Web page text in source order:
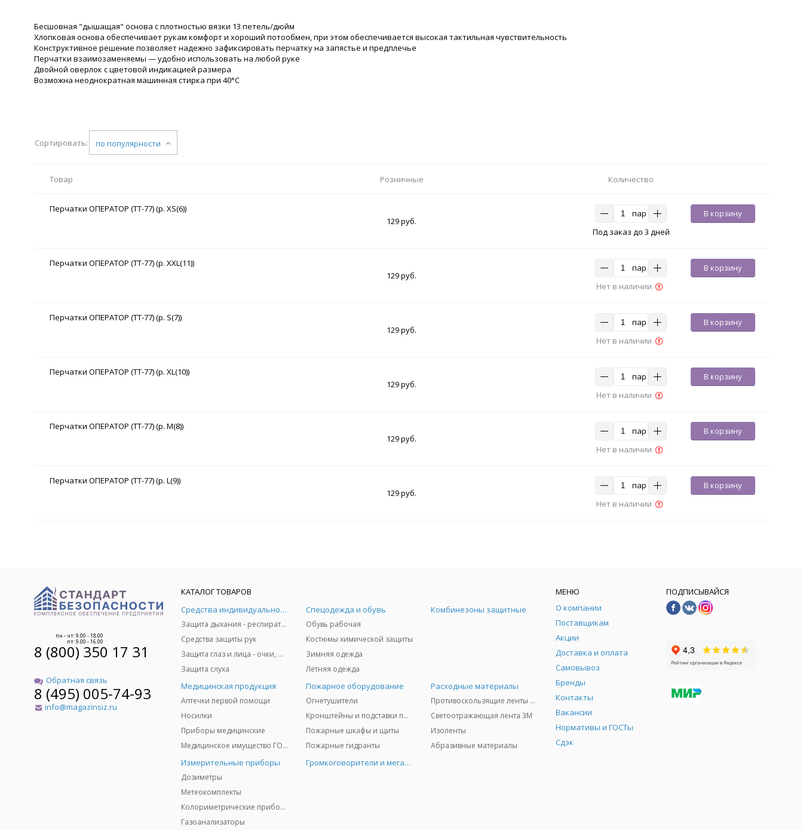
Бесшовная "дышащая" основа с плотностью вязки 13 петель/дюйм
Хлопковая основа обеспечивает рукам комфорт и хороший потообмен, при этом обеспечивается высокая тактильная чувствительность
Конструктивное решение позволяет надежно зафиксировать перчатку на запястье и предплечье
Перчатки взаимозаменяемы — удобно использовать на любой руке
Двойной оверлок с цветовой индикацией размера
Возможна неоднократная машинная стирка при 40°С
Сортировать: по популярности
Товар Розничные Количество
Перчатки ОПЕРАТОР (TT-77) (р. XS(6))
129 руб.
пар
В корзину
Под заказ до 3 дней
Перчатки ОПЕРАТОР (TT-77) (р. XXL(11))
129 руб.
пар
В корзину
Нет в наличии
Перчатки ОПЕРАТОР (TT-77) (р. S(7))
129 руб.
пар
В корзину
Нет в наличии
Перчатки ОПЕРАТОР (TT-77) (р. XL(10))
129 руб.
пар
В корзину
Нет в наличии
Перчатки ОПЕРАТОР (TT-77) (р. M(8))
129 руб.
пар
В корзину
Нет в наличии
Перчатки ОПЕРАТОР (TT-77) (р. L(9))
129 руб.
пар
В корзину
Нет в наличии
пн - чт: 9.00 - 18.00
пт: 9.00 - 16.00
8 (800) 350 17 31
Обратная связь
8 (495) 005-74-93
info@magazinsiz.ru
КАТАЛОГ ТОВАРОВ
Средства индивидуальной защиты
Защита дыхания - респираторы, противогазы, фильтры, дозиметры
Средства защиты рук
Защита глаз и лица - очки, щитки
Защита слуха
Спецодежда и обувь
Обувь рабочая
Костюмы химической защиты
Зимняя одежда
Летняя одежда
Комбинезоны защитные
Медицинская продукция
Аптечки первой помощи
Носилки
Приборы медицинские
Медицинское имущество ГО и ЧС
Пожарное оборудование
Огнетушители
Кронштейны и подставки под огнетушители
Пожарные шкафы и щиты
Пожарные гидранты
Расходные материалы
Противоскользящие ленты 3М
Светоотражающая лента 3M
Изоленты
Абразивные материалы
Измерительные приборы
Дозиметры
Метеокомплекты
Колориметрические приборы
Газоанализаторы
Громкоговорители и мегафоны
МЕНЮ
О компании
Поставщикам
Акции
Доставка и оплата
Самовывоз
Бренды
Контакты
Вакансии
Нормативы и ГОСТы
Сдэк
ПОДПИСЫВАЙСЯ